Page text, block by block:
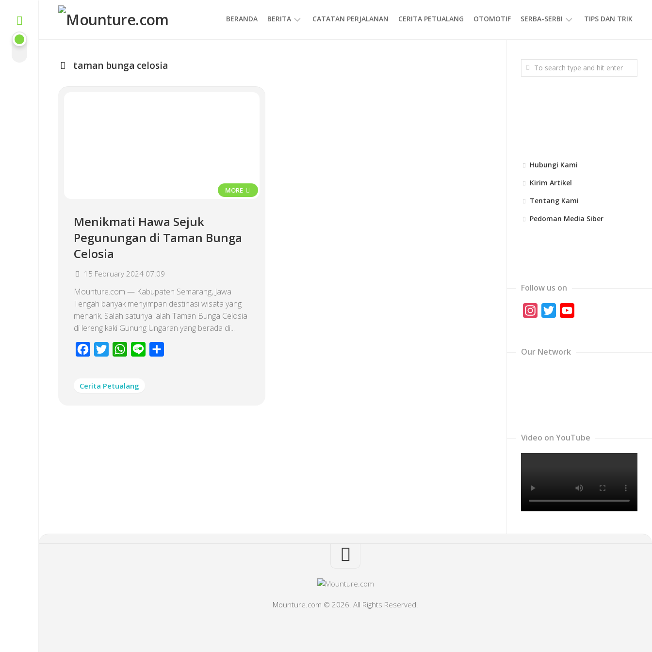
content
BERANDA BERITA CATATAN PERJALANAN CERITA PETUALANG OTOMOTIF SERBA-SERBI
GAYA
HIDUP
TIPS DAN TRIK
taman bunga celosia
MORE
Menikmati Hawa Sejuk
Pegunungan di Taman Bunga
Celosia
15 February 2024 07:09
Mounture.com — Kabupaten Semarang, Jawa
Tengah banyak menyimpan destinasi wisata yang
menarik. Salah satunya ialah Taman Bunga Celosia
di lereng kaki Gunung Ungaran yang berada di...
Facebook
Twitter WhatsApp
Line
Cerita Petualang
Hubungi Kami
Kirim Artikel
Tentang Kami
Pedoman Media Siber
Follow us on
Instagram
Twitter
Our Network
Video on YouTube
Mounture.com © 2026. All Rights Reserved.